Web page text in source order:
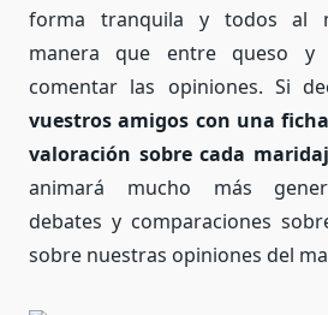
forma tranquila y todos al
manera que entre queso y
comentar las opiniones. Si
vuestros amigos con una
valoración sobre cada
animará mucho más
debates y comparaciones
sobre nuestras opiniones del